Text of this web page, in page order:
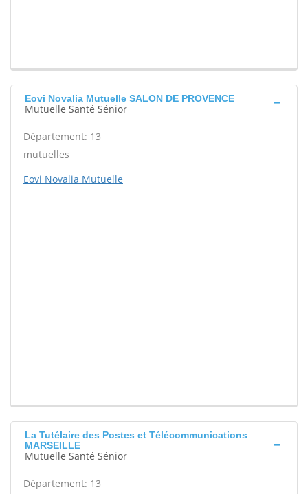
Eovi Novalia Mutuelle SALON DE PROVENCE
Mutuelle Santé Sénior
Département: 13
mutuelles
Eovi Novalia Mutuelle
La Tutélaire des Postes et Télécommunications
MARSEILLE
Mutuelle Santé Sénior
Département: 13